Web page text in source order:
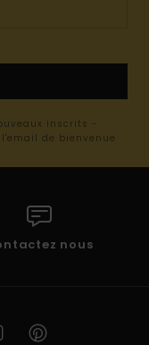
inscrits -
de bienvenue
nous